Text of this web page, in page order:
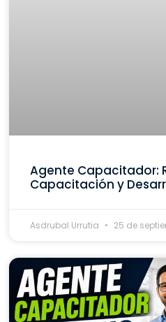
Agente Capacitador:
Capacitación y
Asdrubal Urrutia 25 de